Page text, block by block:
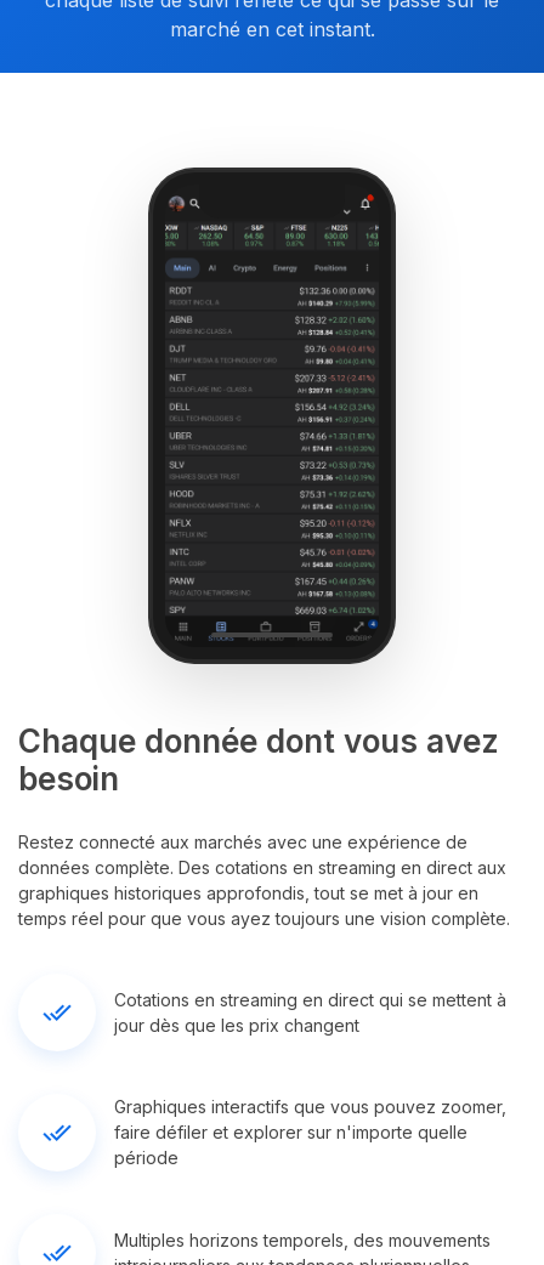
marché en cet instant.
Chaque donnée dont vous avez
besoin
Restez connecté aux marchés avec une expérience de
données complète. Des cotations en streaming en direct aux
graphiques historiques approfondis, tout se met à jour en
temps réel pour que vous ayez toujours une vision complète.
done_all
Cotations en streaming en direct qui se mettent à
jour dès que les prix changent
done_all
Graphiques interactifs que vous pouvez zoomer,
faire défiler et explorer sur n'importe quelle
période
done_all
Multiples horizons temporels, des mouvements